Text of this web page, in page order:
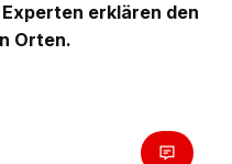
erklären den
Orten.